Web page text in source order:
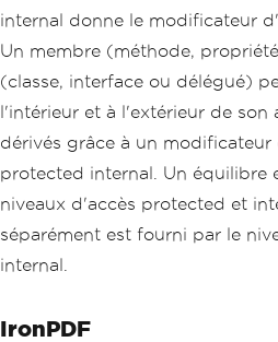
internal donne le modificateur
Un membre (méthode,
(classe, interface ou délégué)
l'intérieur et à l'extérieur de son
dérivés grâce à un modificateur
protected internal. Un équilibre
niveaux d'accès protected et
séparément est fourni par le
internal.
IronPDF